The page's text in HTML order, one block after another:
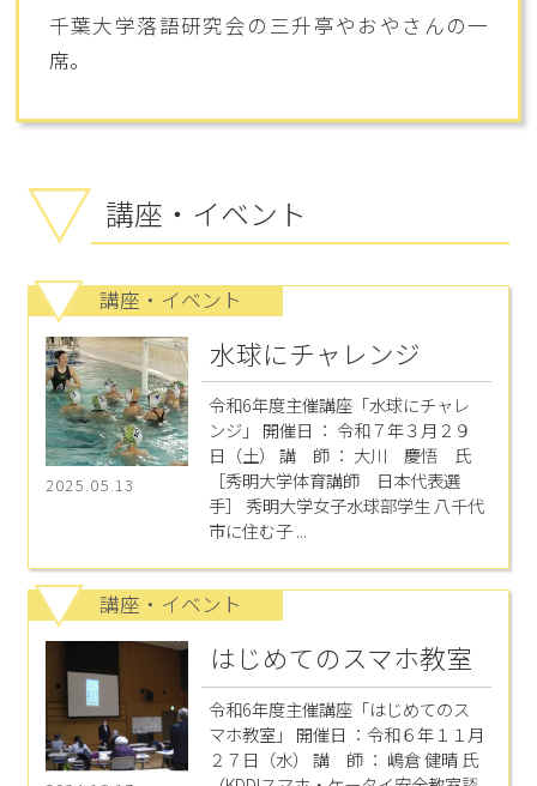
千葉大学落語研究会の三升亭やおやさんの一
席。
講座・イベント
講座・イベント
2025.05.13
水球にチャレンジ
令和6年度主催講座「水球にチャレ
ンジ」 開催日 ： 令和７年３月２９
日（土） 講 師 ： 大川 慶悟 氏
［秀明大学体育講師 日本代表選
手］ 秀明大学女子水球部学生 八千代
市に住む子 ...
講座・イベント
はじめてのスマホ教室
令和6年度主催講座「はじめてのス
マホ教室」 開催日 ：令和６年１１月
２７日（水） 講 師 ： 嶋倉 健晴 氏